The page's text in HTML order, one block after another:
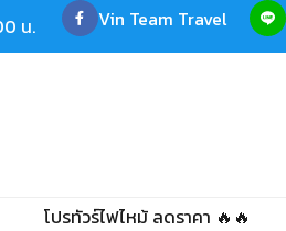
น. Vin Team Travel
โปรทัวร์ไฟไหม้ ลดราคา 🔥🔥